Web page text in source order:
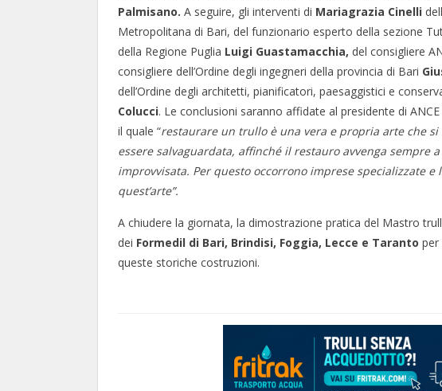
Palmisano. A seguire, gli interventi di Mariagrazia Cinelli
Metropolitana di Bari, del funzionario esperto della sezione
della Regione Puglia Luigi Guastamacchia, del consigliere
consigliere dell’Ordine degli ingegneri della provincia di Bari
dell’Ordine degli architetti, pianificatori, paesaggistici e
Colucci. Le conclusioni saranno affidate al presidente di ANCE
il quale “restaurare un trullo è una vera e propria arte che
essere salvaguardata, affinché il restauro avvenga sempre
improvvisata. Per questo occorrono imprese specializzate
quest’arte”.
A chiudere la giornata, la dimostrazione pratica del Mastro
dei Formedil di Bari, Brindisi, Foggia, Lecce e Taranto per
queste storiche costruzioni.